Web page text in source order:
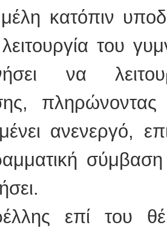
κατόπιν
του
να
ανενεργό,
επί του